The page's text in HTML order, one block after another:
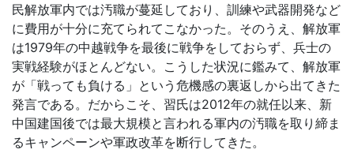
民解放軍内では汚職が蔓延しており、訓練や武器開発など
に費用が十分に充てられてこなかった。そのうえ、解放軍
は1979年の中越戦争を最後に戦争をしておらず、兵士の
実戦経験がほとんどない。こうした状況に鑑みて、解放軍
が「戦っても負ける」という危機感の裏返しから出てきた
発言である。だからこそ、習氏は2012年の就任以来、新
中国建国後では最大規模と言われる軍内の汚職を取り締ま
るキャンペーンや軍政改革を断行してきた。